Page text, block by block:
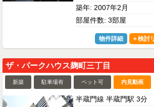
築年: 2007年2月
部屋件数: 3部屋
物件詳細
ザ・パークハウス麹町三丁目
新築 駐車場有 ペット可 内見動画
半蔵門線 半蔵門駅 3分